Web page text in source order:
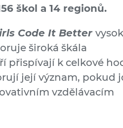
škol a 14 regionů.
Code It Better
široká škála
přispívají k celkové
její význam, pokud
vzdělávacím